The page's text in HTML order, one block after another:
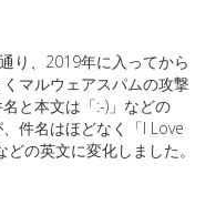
り、2019年に入ってから
マルウェアスパムの攻撃
と本文は「:-)」などの
件名はほどなく「I Love
の英文に変化しました。